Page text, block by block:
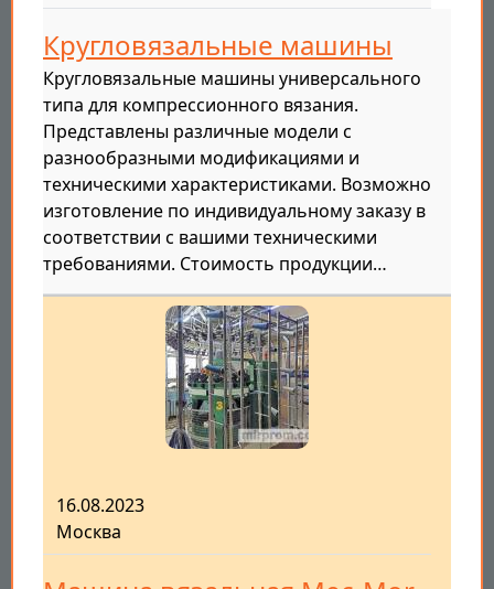
Кругловязальные машины
Кругловязальные машины универсального
типа для компрессионного вязания.
Представлены различные модели с
разнообразными модификациями и
техническими характеристиками. Возможно
изготовление по индивидуальному заказу в
соответствии с вашими техническими
требованиями. Стоимость продукции…
16.08.2023
Москва